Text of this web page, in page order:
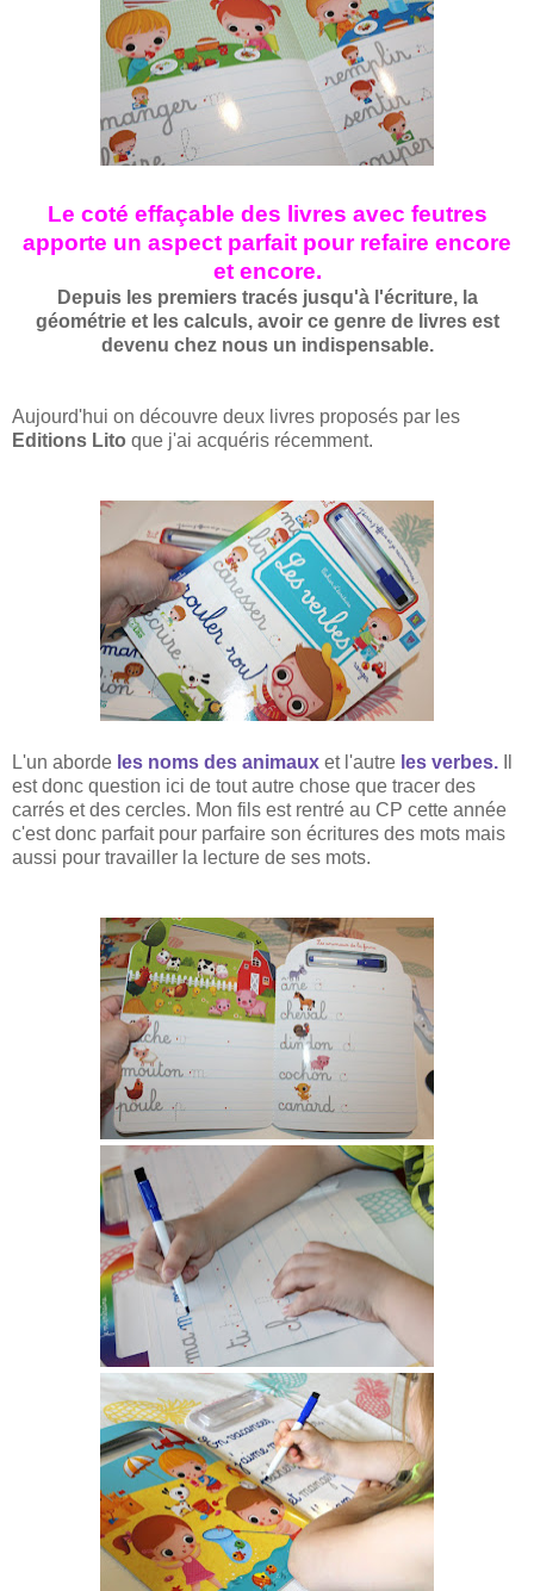
Le coté effaçable des livres avec feutres
apporte un aspect parfait pour refaire encore
et encore.
Depuis les premiers tracés jusqu'à l'écriture, la
géométrie et les calculs, avoir ce genre de livres est
devenu chez nous un indispensable.
Aujourd'hui on découvre deux livres proposés par les
Editions Lito que j'ai acquéris récemment.
L'un aborde les noms des animaux et l'autre les verbes.
est donc question ici de tout autre chose que tracer des
carrés et des cercles. Mon fils est rentré au CP cette année
c'est donc parfait pour parfaire son écritures des mots mais
aussi pour travailler la lecture de ses mots.